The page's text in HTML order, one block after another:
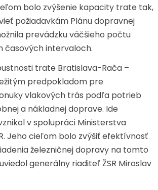
bolo zvýšenie kapacity trate tak,
požiadavkám Plánu dopravnej
prevádzku väčšieho počtu
časových intervaloch.
trate Bratislava-Rača –
predpokladom pre
vlakových trás podľa potrieb
a nákladnej doprave. Ide
v spolupráci Ministerstva
Jeho cieľom bolo zvýšiť efektívnosť
železničnej dopravy na tomto
generálny riaditeľ ŽSR Miroslav